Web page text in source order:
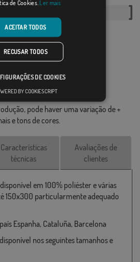
relacionados com as nossas
de Comprarbandeiras.pt e é
utilização e modificação sem o
empresa.
ligeiramente do mostrado na
fornecidas sem mastro.
pode haver uma variação de +
e tons de cores.
Características
técnicas
Avaliações de
clientes
disponível em 100% poliéster e várias
150x300 particularmente adequado
Espanha, Cataluña, Barcelona
nos seguintes tamanhos e
de Cookies. Ler mais
ACEITAR TODOS
RECUSAR TODOS
DE COOKIES
BY COOKIESCRIPT